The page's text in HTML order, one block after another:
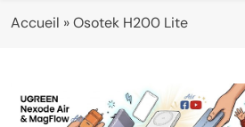
Accueil »Osotek H200 Lite